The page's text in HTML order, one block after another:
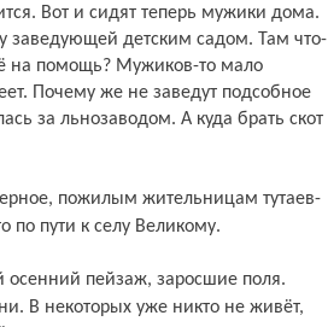
Вот и сидят теперь мужики дома.
заведующей детским садом. Там что-
на помощь? Мужиков-то мало
Почему же не заведут подсобное
за льнозаводом. А куда брать скот
по пути к селу Великому.
В некоторых уже никто не живёт,